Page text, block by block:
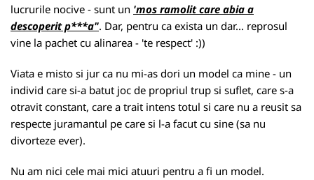
lucrurile nocive - sunt un 'mos ramolit care abia a
descoperit p***a". Dar, pentru ca exista un dar... reprosul
vine la pachet cu alinarea - 'te respect' :))
Viata e misto si jur ca nu mi-as dori un model ca mine - un
individ care si-a batut joc de propriul trup si suflet, care s-a
otravit constant, care a trait intens totul si care nu a reusit sa
respecte juramantul pe care si l-a facut cu sine (sa nu
divorteze ever).
Nu am nici cele mai mici atuuri pentru a fi un model.